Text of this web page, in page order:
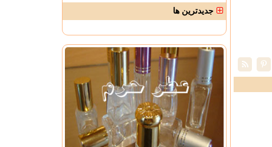
جدیدترین ها